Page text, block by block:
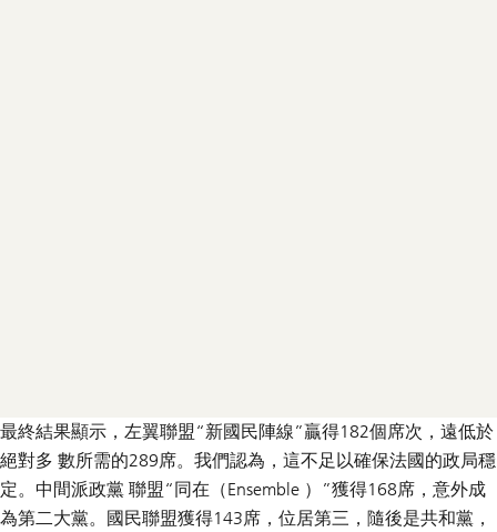
最終結果顯示，左翼聯盟“新國民陣線”贏得182個席次，遠低於
絕對多 數所需的289席。我們認為，這不足以確保法國的政局穩
定。中間派政黨 聯盟“同在（Ensemble ）”獲得168席，意外成
為第二大黨。國民聯盟獲得143席，位居第三，隨後是共和黨，